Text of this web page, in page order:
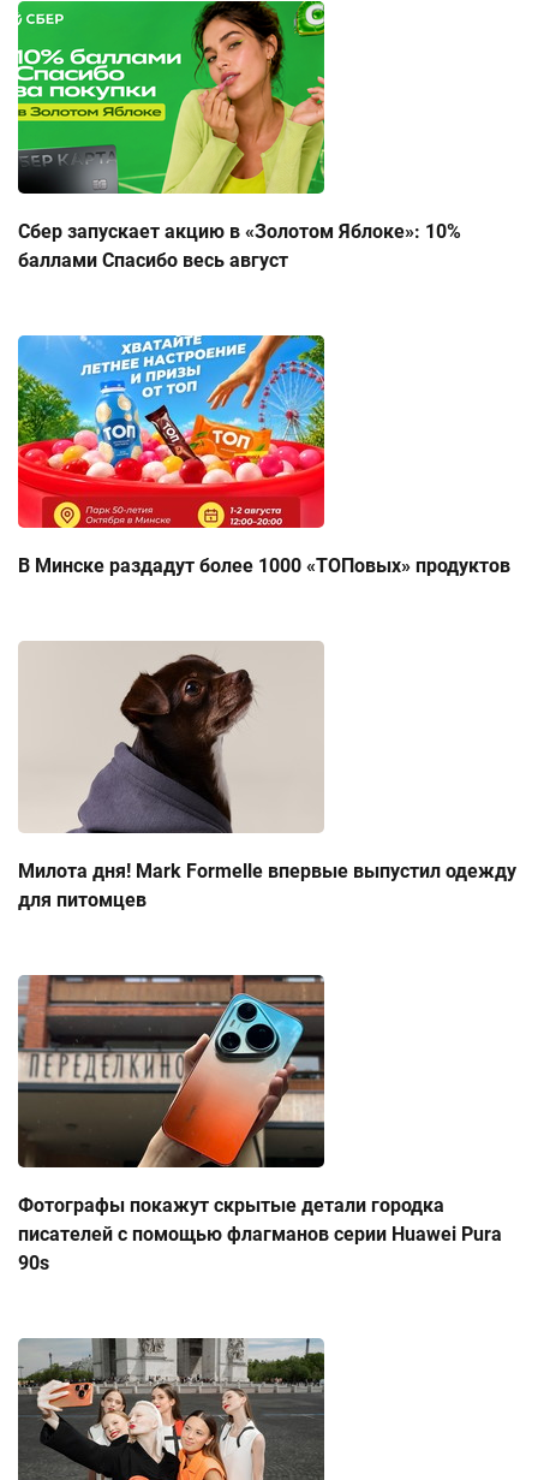
Сбер запускает акцию в «Золотом Яблоке»: 10%
баллами Спасибо весь август
В Минске раздадут более 1000 «ТОПовых» продуктов
Милота дня! Mark Formelle впервые выпустил одежду
для питомцев
Фотографы покажут скрытые детали городка
писателей с помощью флагманов серии Huawei Pura
90s